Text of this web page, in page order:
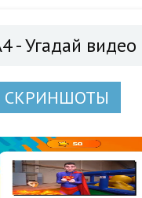
- Угадай
СКРИНШОТЫ